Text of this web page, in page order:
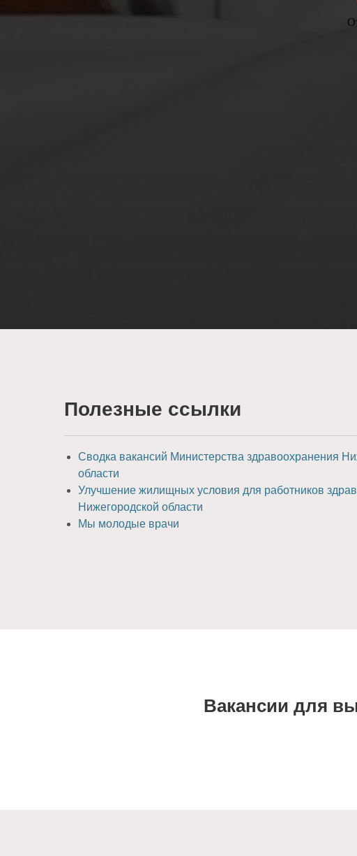
Полезные ссылки
Сводка вакансий Министерства здравоохранения
области
Улучшение жилищных условия для работников
Нижегородской области
Мы молодые врачи
Вакансии для